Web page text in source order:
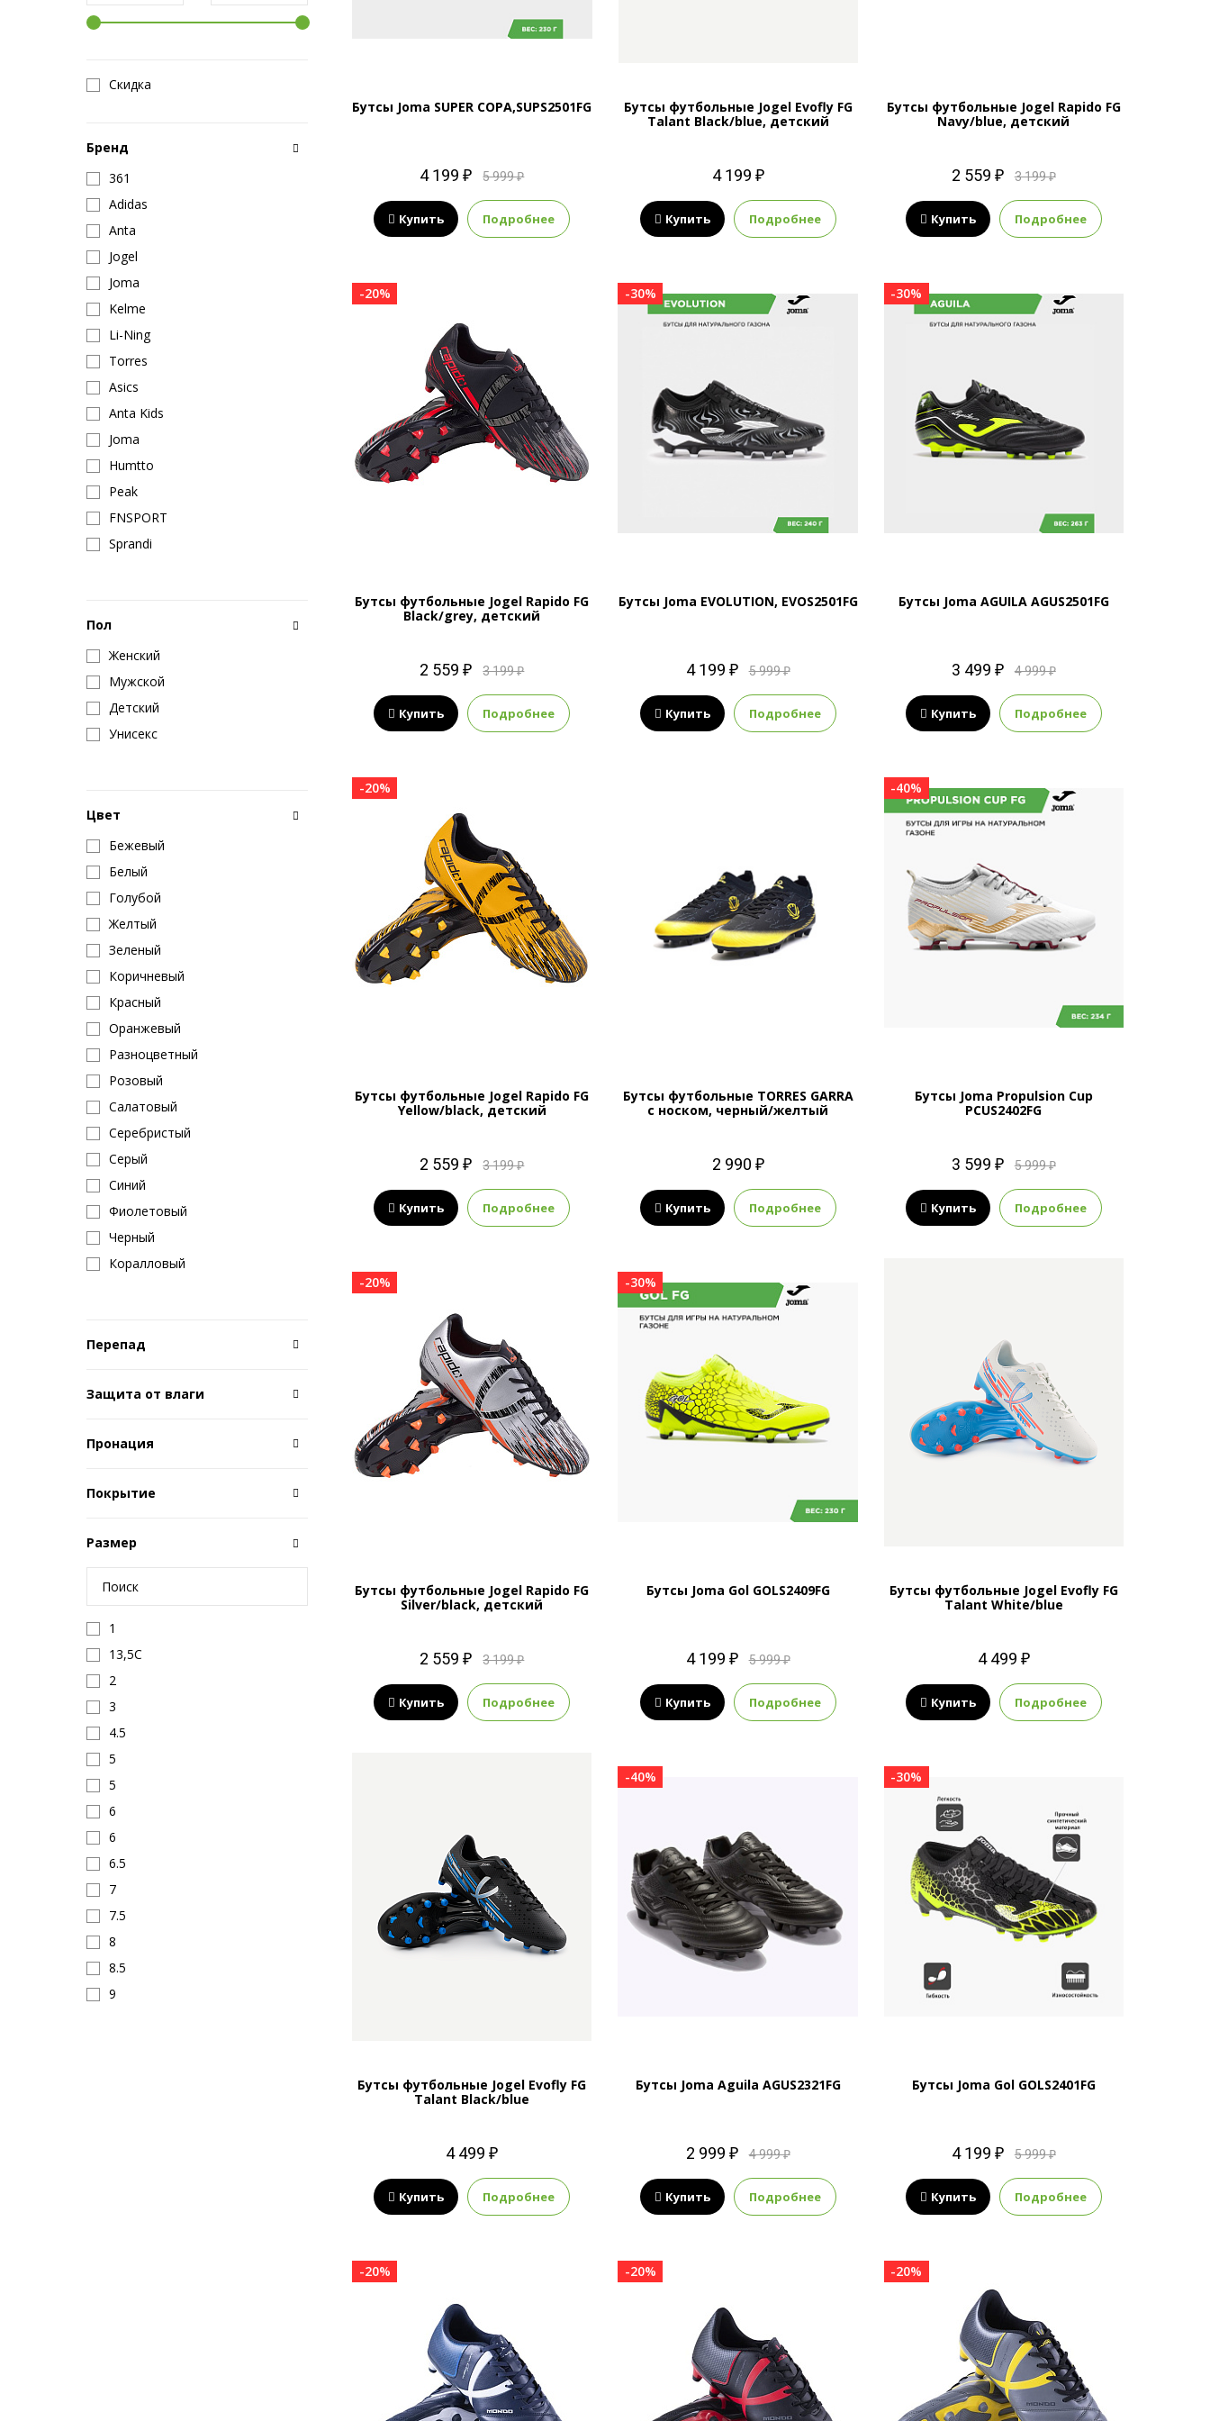
Скидка
Бренд
361
Adidas
Anta
Jogel
Joma
Kelme
Li-Ning
Torres
Asics
Anta Kids
Joma
Humtto
Peak
FNSPORT
Sprandi
Пол
Женский
Мужской
Детский
Унисекс
Цвет
Бежевый
Белый
Голубой
Желтый
Зеленый
Коричневый
Красный
Оранжевый
Разноцветный
Розовый
Салатовый
Серебристый
Серый
Синий
Фиолетовый
Черный
Коралловый
Перепад
Защита от влаги
Пронация
Покрытие
Размер
1
13,5C
2
3
4.5
5
5
6
6
6.5
7
7.5
8
8.5
9
Бутсы Joma SUPER COPA,SUPS2501FG
4 199 ₽ 5 999 ₽
Купить Подробнее
Бутсы футбольные Jogel Evofly FG
Talant Black/blue, детский
4 199 ₽
Купить Подробнее
Бутсы футбольные Jogel Rapido FG
Navy/blue, детский
2 559 ₽ 3 199 ₽
Купить Подробнее
-20%
Бутсы футбольные Jogel Rapido FG
Black/grey, детский
2 559 ₽ 3 199 ₽
Купить Подробнее
-30%
Бутсы Joma EVOLUTION, EVOS2501FG
4 199 ₽ 5 999 ₽
Купить Подробнее
-30%
Бутсы Joma AGUILA AGUS2501FG
3 499 ₽ 4 999 ₽
Купить Подробнее
-20%
Бутсы футбольные Jogel Rapido FG
Yellow/black, детский
2 559 ₽ 3 199 ₽
Купить Подробнее
Бутсы футбольные TORRES GARRA
с носком, черный/желтый
2 990 ₽
Купить Подробнее
-40%
Бутсы Joma Propulsion Cup
PCUS2402FG
3 599 ₽ 5 999 ₽
Купить Подробнее
-20%
Бутсы футбольные Jogel Rapido FG
Silver/black, детский
2 559 ₽ 3 199 ₽
Купить Подробнее
-30%
Бутсы Joma Gol GOLS2409FG
4 199 ₽ 5 999 ₽
Купить Подробнее
Бутсы футбольные Jogel Evofly FG
Talant White/blue
4 499 ₽
Купить Подробнее
Бутсы футбольные Jogel Evofly FG
Talant Black/blue
4 499 ₽
Купить Подробнее
-40%
Бутсы Joma Aguila AGUS2321FG
2 999 ₽ 4 999 ₽
Купить Подробнее
-30%
Бутсы Joma Gol GOLS2401FG
4 199 ₽ 5 999 ₽
Купить Подробнее
-20% -20% -20%